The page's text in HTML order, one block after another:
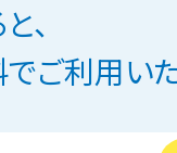
、
ご利用い